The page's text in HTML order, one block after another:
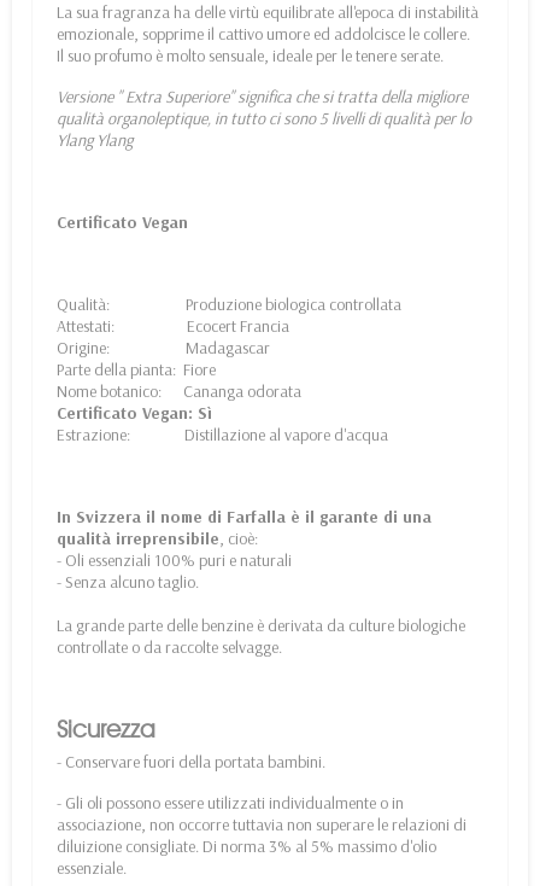
La sua fragranza ha delle virtù equilibrate all'epoca di instabilità
emozionale, sopprime il cattivo umore ed addolcisce le collere.
Il suo profumo è molto sensuale, ideale per le tenere serate.
Versione " Extra Superiore" significa che si tratta della migliore
qualità organoleptique, in tutto ci sono 5 livelli di qualità per lo
Ylang Ylang
Certificato Vegan
Qualità: Produzione biologica controllata
Attestati: Ecocert Francia
Origine: Madagascar
Parte della pianta: Fiore
Nome botanico: Cananga odorata
Certificato Vegan: Sì
Estrazione: Distillazione al vapore d'acqua
In Svizzera il nome di Farfalla è il garante di una
qualità irreprensibile, cioè:
- Oli essenziali 100% puri e naturali
- Senza alcuno taglio.
La grande parte delle benzine è derivata da culture biologiche
controllate o da raccolte selvagge.
Sicurezza
- Conservare fuori della portata bambini.
- Gli oli possono essere utilizzati individualmente o in
associazione, non occorre tuttavia non superare le relazioni di
diluizione consigliate. Di norma 3% al 5% massimo d'olio
essenziale.